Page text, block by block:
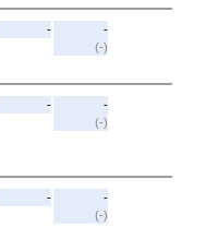
-
-
(-)
-
-
(-)
-
-
(-)